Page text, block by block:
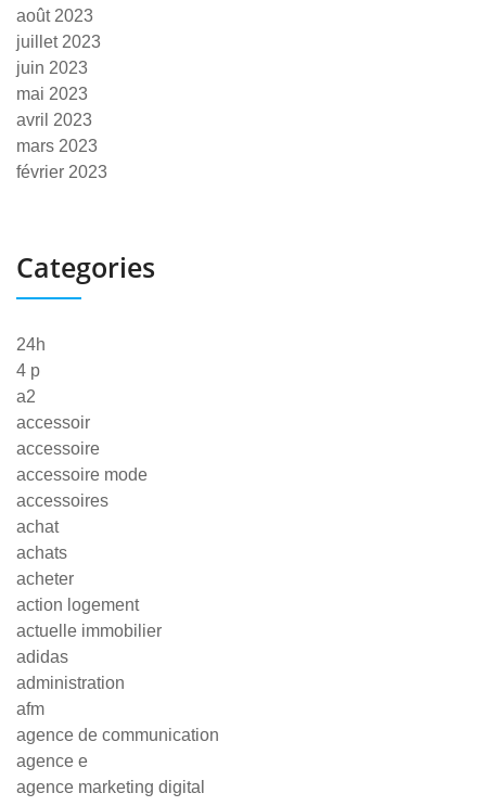
août 2023
juillet 2023
juin 2023
mai 2023
avril 2023
mars 2023
février 2023
Categories
24h
4 p
a2
accessoir
accessoire
accessoire mode
accessoires
achat
achats
acheter
action logement
actuelle immobilier
adidas
administration
afm
agence de communication
agence e
agence marketing digital